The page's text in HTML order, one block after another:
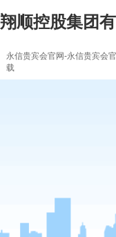
翔顺控股集团
永信贵宾会官网-永信贵宾会
载